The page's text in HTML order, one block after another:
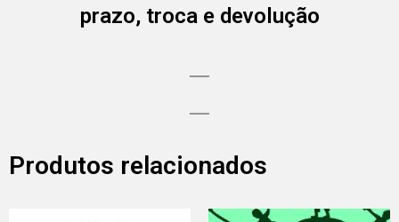
prazo, troca e devolução
Produtos relacionados